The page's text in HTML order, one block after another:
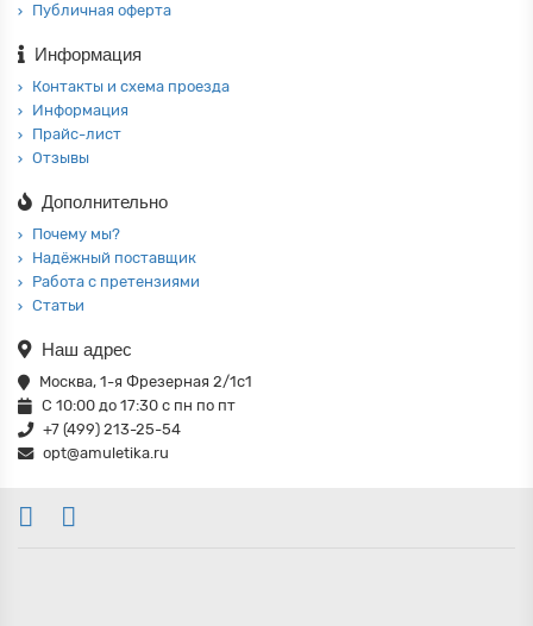
Публичная оферта
Информация
Контакты и схема проезда
Информация
Прайс-лист
Отзывы
Дополнительно
Почему мы?
Надёжный поставщик
Работа с претензиями
Статьи
Наш адрес
Москва, 1-я Фрезерная 2/1с1
С 10:00 до 17:30 с пн по пт
+7 (499) 213-25-54
opt@amuletika.ru